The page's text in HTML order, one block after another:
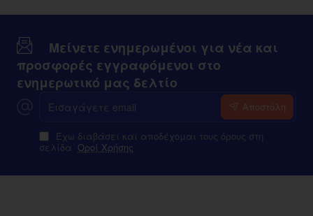
Μείνετε ενημερωμένοι για νέα και
προσφορές εγγραφόμενοι στο
ενημερωτικό μας δελτίο
email
Αποστόλη
Έχω διαβάσει και αποδέχομαι τους όρους στη
σελίδα Οροί Χρήσης